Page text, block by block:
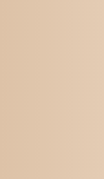
Hợp gu người
Robusta phù
Cách pha
Pha phin là
thức cà phê